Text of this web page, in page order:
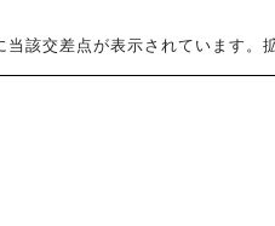
該交差点が表示されています。